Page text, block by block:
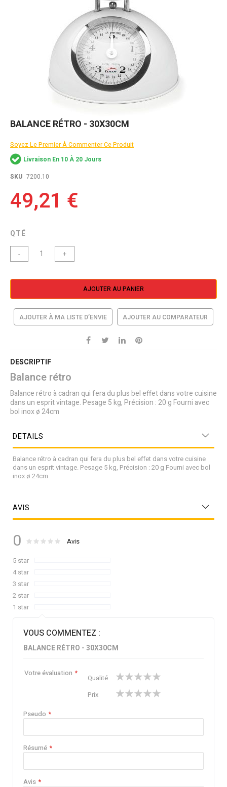
Skip
beginning
of
the
images
BALANCE RÉTRO - 30X30CM
Soyez Le Premier À Commenter Ce Produit
Livraison En 10 À 20 Jours
SKU 7200.10
49,21 €
QTÉ
- +
AJOUTER AU PANIER
AJOUTER À MA LISTE D’ENVIE AJOUTER AU COMPARATEUR
DESCRIPTIF
Balance rétro
Balance rétro à cadran qui fera du plus bel effet dans votre cuisine
dans un esprit vintage. Pesage 5 kg, Précision : 20 g Fourni avec
bol inox ø 24cm
DETAILS
Balance rétro à cadran qui fera du plus bel effet dans votre cuisine
dans un esprit vintage. Pesage 5 kg, Précision : 20 g Fourni avec bol
inox ø 24cm
AVIS
0 Évaluation : % of100
Avis
5 star
4 star
3 star
2 star
1 star
VOUS COMMENTEZ :
BALANCE RÉTRO - 30X30CM
Votre évaluation
Qualité
1
star
2
stars
3
stars
4
stars
5
stars
Prix
1
star
2
stars
3
stars
4
stars
5
stars
Pseudo
Résumé
Avis